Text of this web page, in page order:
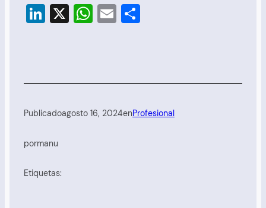
LinkedIn
X WhatsApp
Email
Publicadoagosto 16, 2024enProfesional
pormanu
Etiquetas: